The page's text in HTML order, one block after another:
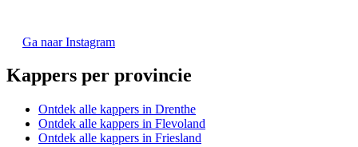
Ga naar Instagram
Kappers per provincie
Ontdek alle kappers in Drenthe
Ontdek alle kappers in Flevoland
Ontdek alle kappers in Friesland